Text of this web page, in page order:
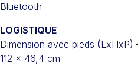
Bluetooth
LOGISTIQUE
Dimension avec pieds (LxHxP)
112 x 46,4 cm